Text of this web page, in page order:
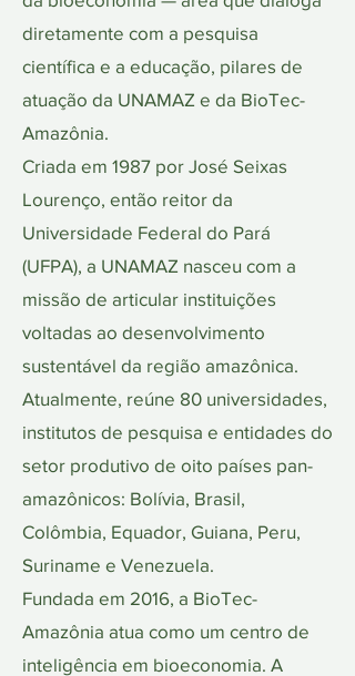
diretamente com a pesquisa
científica e a educação, pilares de
atuação da UNAMAZ e da BioTec-
Amazônia.
Criada em 1987 por José Seixas
Lourenço, então reitor da
Universidade Federal do Pará
(UFPA), a UNAMAZ nasceu com a
missão de articular instituições
voltadas ao desenvolvimento
sustentável da região amazônica.
Atualmente, reúne 80 universidades,
institutos de pesquisa e entidades do
setor produtivo de oito países pan-
amazônicos: Bolívia, Brasil,
Colômbia, Equador, Guiana, Peru,
Suriname e Venezuela.
Fundada em 2016, a BioTec-
Amazônia atua como um centro de
inteligência em bioeconomia. A